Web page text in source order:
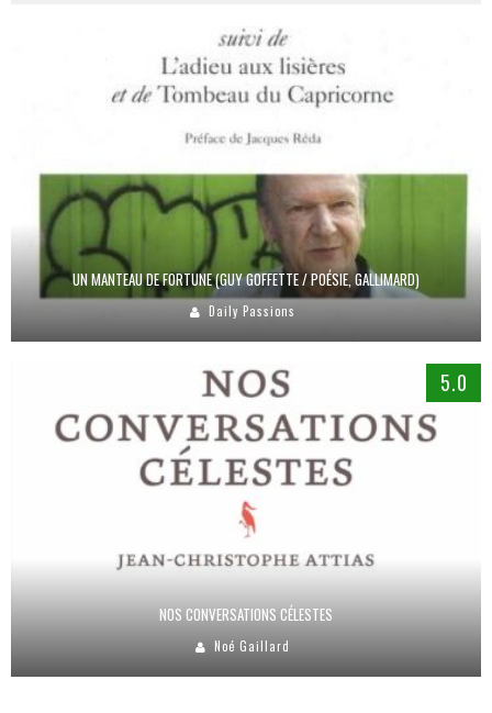
UN MANTEAU DE FORTUNE (GUY GOFFETTE / POÉSIE, GALLIMARD)
Daily Passions
5.0
NOS CONVERSATIONS CÉLESTES
Noé Gaillard